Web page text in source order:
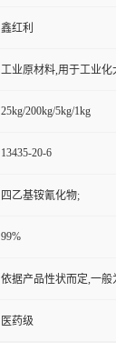
鑫红利
工业原材料,用于工业化
25kg/200kg/5kg/1kg
13435-20-6
四乙基铵氰化物;
99%
依据产品性状而定,一
医药级